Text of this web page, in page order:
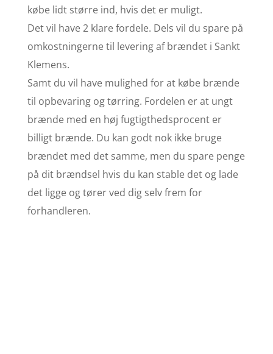
købe lidt større ind, hvis det er muligt.
Det vil have 2 klare fordele. Dels vil du spare på
omkostningerne til levering af brændet i Sankt
Klemens.
Samt du vil have mulighed for at købe brænde
til opbevaring og tørring. Fordelen er at ungt
brænde med en høj fugtigthedsprocent er
billigt brænde. Du kan godt nok ikke bruge
brændet med det samme, men du spare penge
på dit brændsel hvis du kan stable det og lade
det ligge og tører ved dig selv frem for
forhandleren.